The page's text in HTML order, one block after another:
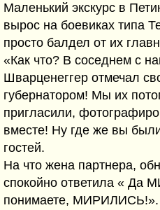
Маленький экскурс в
вырос на боевиках типа
просто балдел от их
«Как что? В соседнем с
Шварценеггер отмечал
губернатором! Мы их
пригласили,
вместе! Ну где же вы
гостей.
На что жена партнера,
спокойно ответила «
понимаете, МИРИЛИСЬ!».